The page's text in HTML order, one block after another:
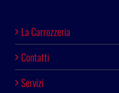
La Carrozzeria
Contatti
Servizi